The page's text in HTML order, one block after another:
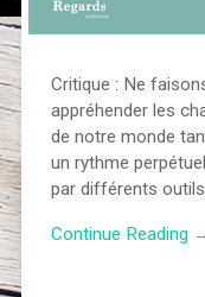
Critique : Ne
appréhender les
de notre monde
un rythme
par différents
Continue Reading